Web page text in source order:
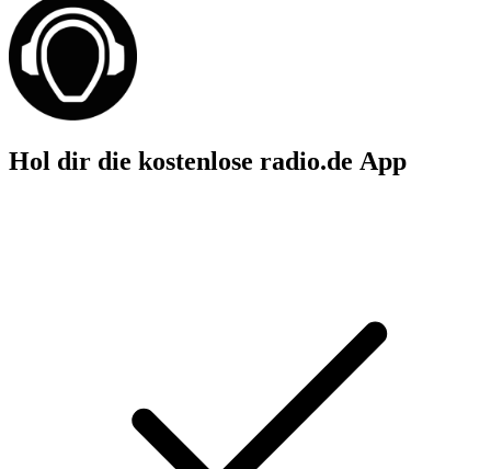
Hol dir die kostenlose radio.de App